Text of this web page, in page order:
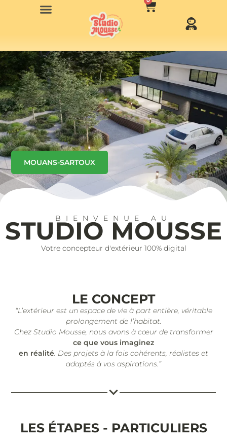
MOUANS-SARTOUX
BIENVENUE AU
STUDIO MOUSSE
Votre concepteur d'extérieur 100% digital
LE CONCEPT
“L’extérieur est un espace de vie à part entière, véritable
prolongement de l’habitat.
Chez Studio Mousse, nous avons à cœur de transformer
ce que vous imaginez
en réalité. Des projets à la fois cohérents, réalistes et
adaptés à vos aspirations.”
LES ÉTAPES - PARTICULIERS